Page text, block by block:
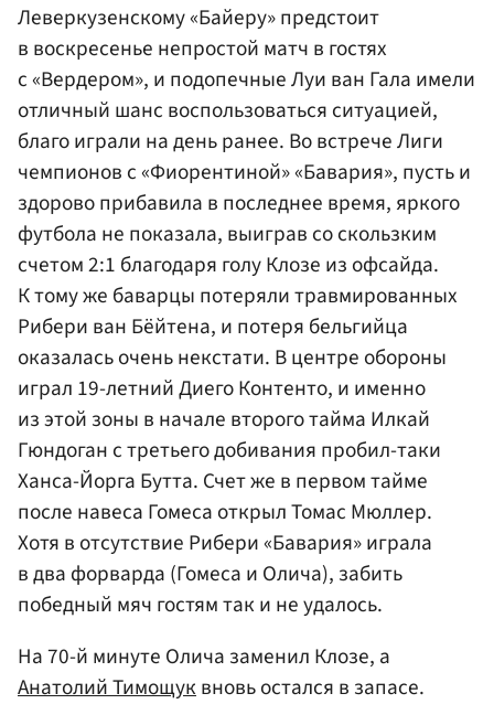
Леверкузенскому «Байеру» предстоит
в воскресенье непростой матч в гостях
с «Вердером», и подопечные Луи ван Гала имели
отличный шанс воспользоваться ситуацией,
благо играли на день ранее. Во встрече Лиги
чемпионов с «Фиорентиной» «Бавария», пусть и
здорово прибавила в последнее время, яркого
футбола не показала, выиграв со скользким
счетом 2:1 благодаря голу Клозе из офсайда.
К тому же баварцы потеряли травмированных
Рибери ван Бёйтена, и потеря бельгийца
оказалась очень некстати. В центре обороны
играл 19-летнийДиего Контенто, и именно
из этой зоны в начале второго тайма Илкай
Гюндоган с третьего добивания пробил-таки
Ханса-Йорга Бутта. Счет же в первом тайме
после навеса Гомеса открылТомас Мюллер.
Хотя в отсутствие Рибери «Бавария» играла
в два форварда (Гомеса и Олича), забить
победный мяч гостям так и не удалось.
На 70-й минуте Олича заменил Клозе, а
Анатолий Тимощуквновь остался в запасе.